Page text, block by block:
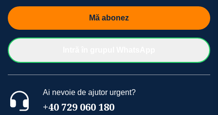
Mă abonez
Ai nevoie de ajutor urgent?
+40 729 060 180